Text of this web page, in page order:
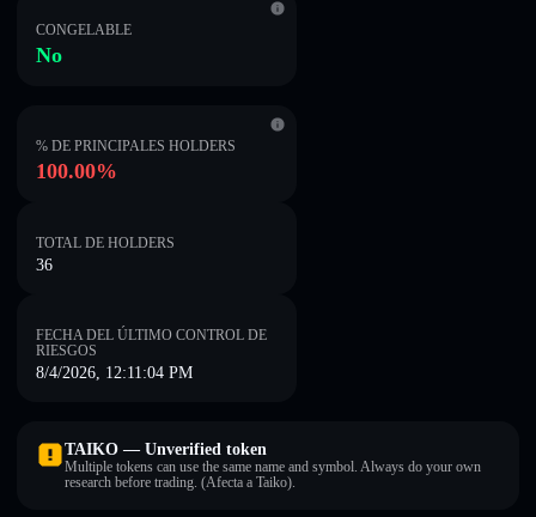
CONGELABLE
No
% DE PRINCIPALES HOLDERS
100.00%
TOTAL DE HOLDERS
36
FECHA DEL ÚLTIMO CONTROL DE
RIESGOS
8/4/2026, 12:11:04 PM
TAIKO — Unverified token
Multiple tokens can use the same name and symbol. Always do your own
research before trading. (Afecta a Taiko).